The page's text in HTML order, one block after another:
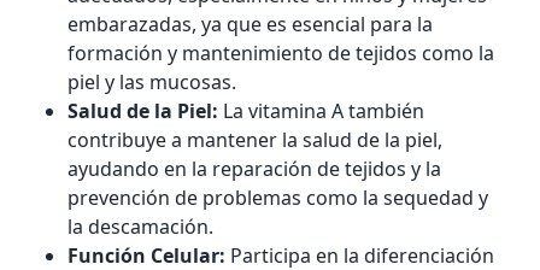
embarazadas, ya que es esencial para la
formación y mantenimiento de tejidos como la
piel y las mucosas.
Salud de la Piel: La vitamina A también
contribuye a mantener la salud de la piel,
ayudando en la reparación de tejidos y la
prevención de problemas como la sequedad y
la descamación.
Función Celular: Participa en la diferenciación